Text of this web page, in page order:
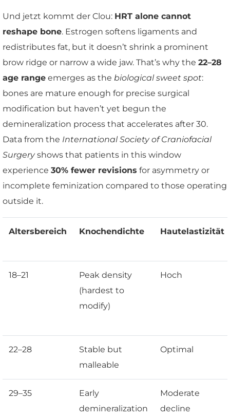
Und jetzt kommt der Clou: HRT alone cannot
reshape bone. Estrogen softens ligaments and
redistributes fat, but it doesn’t shrink a prominent
brow ridge or narrow a wide jaw. That’s why the 22–28
age range emerges as the biological sweet spot:
bones are mature enough for precise surgical
modification but haven’t yet begun the
demineralization process that accelerates after 30.
Data from the International Society of Craniofacial
Surgeryshows that patients in this window
experience 30% fewer revisions for asymmetry or
incomplete feminization compared to those operating
outside it.
Altersbereich Knochendichte Hautelastizität
18–21
Peak density
(hardest to
modify)
Hoch
22–28
Stable but
malleable
Optimal
29–35
Early
demineralization
Moderate
decline